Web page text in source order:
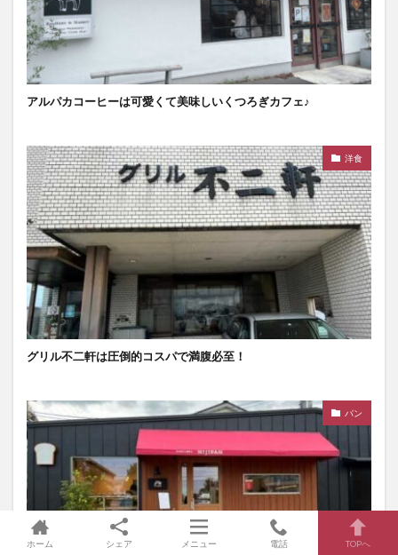
アルパカコーヒーは可愛くて美味しいくつろぎカフェ♪
洋食
グリル不二軒は圧倒的コスパで満腹必至！
パン
ホーム シェア メニュー 電話 TOPへ